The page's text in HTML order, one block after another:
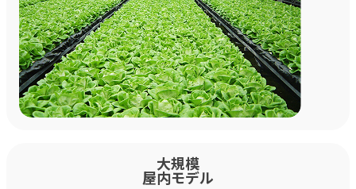
大規模
屋内モデル